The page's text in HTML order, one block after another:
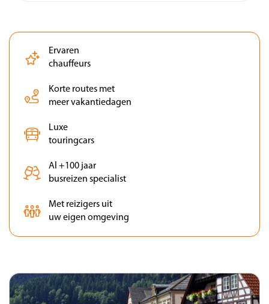
Ervaren
chauffeurs
Korte routes met
meer vakantiedagen
Luxe
touringcars
Al +100 jaar
busreizen specialist
Met reizigers uit
uw eigen omgeving